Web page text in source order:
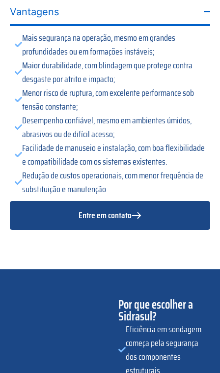
Vantagens
Mais segurança na operação, mesmo em grandes
profundidades ou em formações instáveis;
Maior durabilidade, com blindagem que protege contra
desgaste por atrito e impacto;
Menor risco de ruptura, com excelente performance sob
tensão constante;
Desempenho confiável, mesmo em ambientes úmidos,
abrasivos ou de difícil acesso;
Facilidade de manuseio e instalação, com boa flexibilidade
e compatibilidade com os sistemas existentes.
Redução de custos operacionais, com menor frequência de
substituição e manutenção
Entre em contato
Por que escolher a
Sidrasul?
Eficiência em sondagem
começa pela segurança
dos componentes